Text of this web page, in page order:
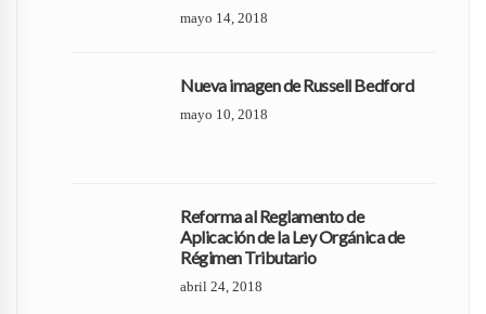
mayo 14, 2018
Nueva imagen de Russell Bedford
mayo 10, 2018
Reforma al Reglamento de
Aplicación de la Ley Orgánica de
Régimen Tributario
abril 24, 2018